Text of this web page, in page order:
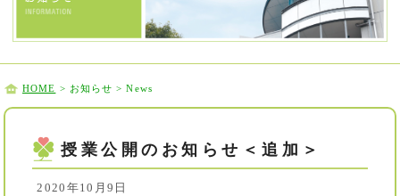
HOME > お知らせ > News
授業公開のお知らせ＜追加＞
2020年10月9日